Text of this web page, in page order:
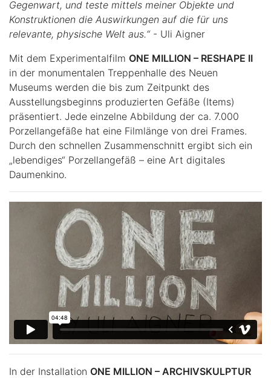
Gegenwart, und teste mittels meiner Objekte und
Konstruktionen die Auswirkungen auf die für uns
relevante, physische Welt aus.“ - Uli Aigner
Mit dem Experimentalfilm ONE MILLION – RESHAPE II
in der monumentalen Treppenhalle des Neuen
Museums werden die bis zum Zeitpunkt des
Ausstellungsbeginns produzierten Gefäße (Items)
präsentiert. Jede einzelne Abbildung der ca. 7.000
Porzellangefäße hat eine Filmlänge von drei Frames.
Durch den schnellen Zusammenschnitt ergibt sich ein
„lebendiges“ Porzellangefäß – eine Art digitales
Daumenkino.
In der Installation ONE MILLION – ARCHIVSKULPTUR